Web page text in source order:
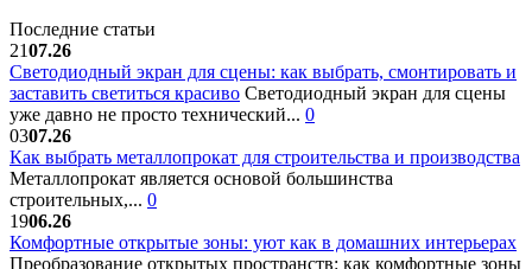
Последние статьи
2107.26
Светодиодный экран для сцены: как выбрать, смонтировать и
заставить светиться красиво Светодиодный экран для сцены
уже давно не просто технический... 0
0307.26
Как выбрать металлопрокат для строительства и производства
Металлопрокат является основой большинства
строительных,... 0
1906.26
Комфортные открытые зоны: уют как в домашних интерьерах
Преобразование открытых пространств: как комфортные зоны